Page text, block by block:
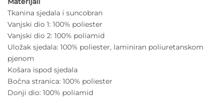
Tkanina sjedala i suncobran
Vanjski dio 1: 100% poliester
Vanjski dio 2: 100% poliamid
Uložak sjedala: 100% poliester, laminiran poliuretanskom
pjenom
Košara ispod sjedala
Bočna stranica: 100% poliester
Donji dio: 100% poliamid